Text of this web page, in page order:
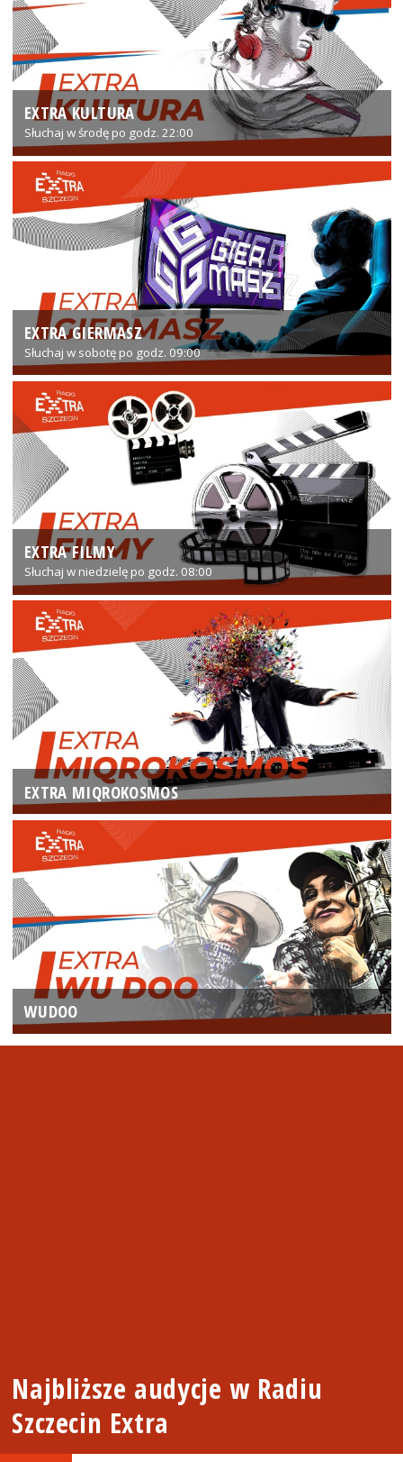
EXTRA KULTURA
Słuchaj w środę po godz. 22:00
EXTRA GIERMASZ
Słuchaj w sobotę po godz. 09:00
EXTRA FILMY
Słuchaj w niedzielę po godz. 08:00
EXTRA MIQROKOSMOS
WUDOO
Najbliższe audycje w Radiu
Szczecin Extra